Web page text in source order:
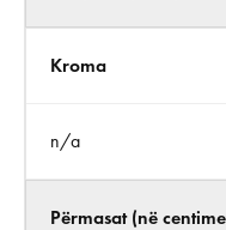
Kroma
n/a
Përmasat (në